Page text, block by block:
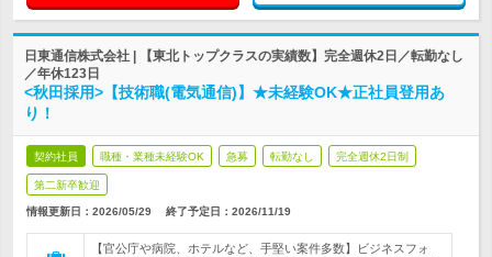
日東通信株式会社 | 【東北トップクラスの実績数】完全週休2日／転勤なし
／年休123日
<秋田採用>【技術職(電気通信)】★未経験OK★正社員登用あ
り！
契約社員 職種・業種未経験OK 急募 転勤なし 完全週休2日制
第二新卒歓迎
情報更新日：2026/05/29 終了予定日： 2026/11/19
【官公庁や病院、ホテルなど、手堅い案件多数】ビジネスフォ